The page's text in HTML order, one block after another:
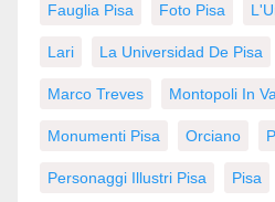
Fauglia Pisa Foto Pisa
Lari La Universidad De Pisa
Marco Treves Montopoli In
Monumenti Pisa Orciano
Personaggi Illustri Pisa Pisa